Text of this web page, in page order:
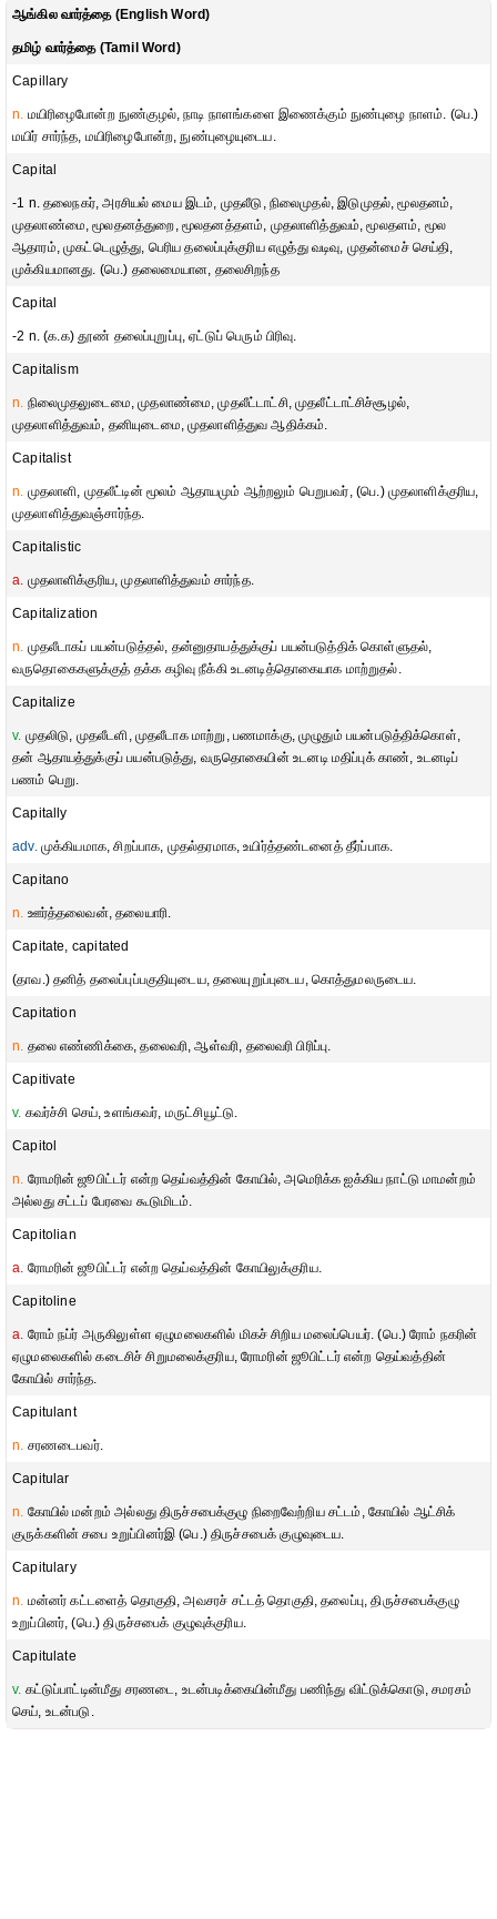
ஆங்கில வார்த்தை (English Word)
தமிழ் வார்த்தை (Tamil Word)
Capillary
n. மயிரிழைபோன்ற நுண்குழல், நாடி நாளங்களை இணைக்கும் நுண்புழை நாளம். (பெ.)
மயிர் சார்ந்த, மயிரிழைபோன்ற, நுண்புழையுடைய.
Capital
-1 n. தலைநகர், அரசியல் மைய இடம், முதலீடு, நிலைமுதல், இடுமுதல், மூலதனம்,
முதலாண்மை, மூலதனத்துறை, மூலதனத்தளம், முதலாளித்துவம், மூலதளம், மூல
ஆதாரம், முகட்டெழுத்து, பெரிய தலைப்புக்குரிய எழுத்து வடிவு, முதன்மைச் செய்தி,
முக்கியமானது. (பெ.) தலைமையான, தலைசிறந்த
Capital
-2 n. (க.க) தூண் தலைப்புறுப்பு, ஏட்டுப் பெரும் பிரிவு.
Capitalism
n. நிலைமுதலுடைமை, முதலாண்மை, முதலீட்டாட்சி, முதலீட்டாட்சிச்சூழல்,
முதலாளித்துவம், தனியுடைமை, முதலாளித்துவ ஆதிக்கம்.
Capitalist
n. முதலாளி, முதலீட்டின் மூலம் ஆதாயமும் ஆற்றலும் பெறுபவர், (பெ.) முதலாளிக்குரிய,
முதலாளித்துவஞ்சார்ந்த.
Capitalistic
a. முதலாளிக்குரிய, முதலாளித்துவம் சார்ந்த.
Capitalization
n. முதலீடாகப் பயன்படுத்தல், தன்னுதாயத்துக்குப் பயன்படுத்திக் கொள்ளுதல்,
வருதொகைகளுக்குத் தக்க கழிவு நீக்கி உடனடித்தொகையாக மாற்றுதல்.
Capitalize
v. முதலிடு, முதலீடளி, முதலீடாக மாற்று, பணமாக்கு, முழுதும் பயன்படுத்திக்கொள்,
தன் ஆதாயத்துக்குப் பயன்படுத்து, வருதொகையின் உடனடி மதிப்புக் காண், உடனடிப்
பணம் பெறு.
Capitally
adv.முக்கியமாக, சிறப்பாக, முதல்தரமாக, உயிர்த்தண்டனைத் தீர்ப்பாக.
Capitano
n. ஊர்த்தலைவன், தலையாரி.
Capitate, capitated
(தாவ.) தனித் தலைப்புப்பகுதியுடைய, தலையுறுப்புடைய, கொத்துமலருடைய.
Capitation
n. தலை எண்ணிக்கை, தலைவரி, ஆள்வரி, தலைவரி பிரிப்பு.
Capitivate
v. கவர்ச்சி செய், உளங்கவர், மருட்சியூட்டு.
Capitol
n. ரோமரின் ஜூபிட்டர் என்ற தெய்வத்தின் கோயில், அமெரிக்க ஐக்கிய நாட்டு மாமன்றம்
அல்லது சட்டப் பேரவை கூடுமிடம்.
Capitolian
a. ரோமரின் ஜூபிட்டர் என்ற தெய்வத்தின் கோயிலுக்குரிய.
Capitoline
a. ரோம் நப்ர் அருகிலுள்ள ஏழுமலைகளில் மிகச் சிறிய மலைப்பெயர். (பெ.) ரோம் நகரின்
ஏழுமலைகளில் கடைசிச் சிறுமலைக்குரிய, ரோமரின் ஜூபிட்டர் என்ற தெய்வத்தின்
கோயில் சார்ந்த.
Capitulant
n. சரணடைபவர்.
Capitular
n. கோயில் மன்றம் அல்லது திருச்சபைக்குழு நிறைவேற்றிய சட்டம், கோயில் ஆட்சிக்
குருக்களின் சபை உறுப்பினர்இ (பெ.) திருச்சபைக் குழுவுடைய.
Capitulary
n. மன்னர் கட்டளைத் தொகுதி, அவசரச் சட்டத் தொகுதி, தலைப்பு, திருச்சபைக்குழு
உறுப்பினர், (பெ.) திருச்சபைக் குழுவுக்குரிய.
Capitulate
v. கட்டுப்பாட்டின்மீது சரணடை, உடன்படிக்கையின்மீது பணிந்து விட்டுக்கொடு, சமரசம்
செய், உடன்படு.